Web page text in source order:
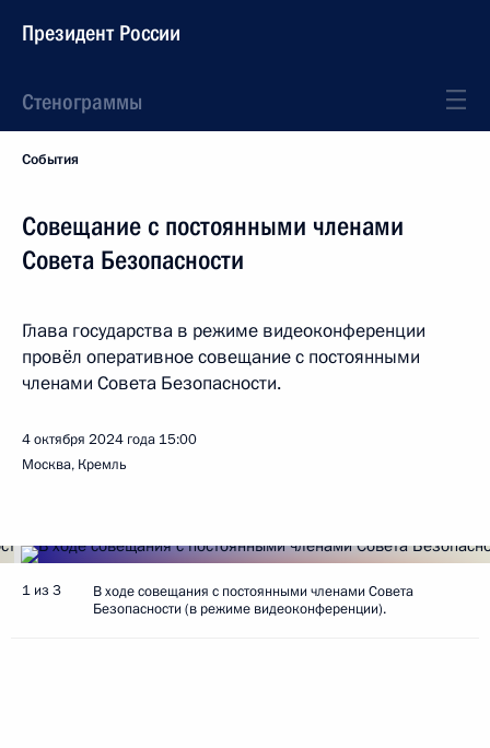
Президент России
Стенограммы
События
Совещание с постоянными членами
Совета Безопасности
Глава государства в режиме видеоконференции
провёл оперативное совещание с постоянными
членами Совета Безопасности.
4 октября 2024 года 15:00
Москва, Кремль
1 из 3
В ходе совещания с постоянными членами Совета
Безопасности (в режиме видеоконференции).